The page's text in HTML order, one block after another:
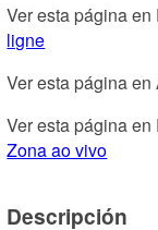
Ver esta página en
ligne
Ver esta página en
Ver esta página en
Zona ao vivo
Descripción